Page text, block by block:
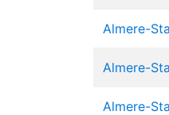
Almere-
Almere-
Almere-